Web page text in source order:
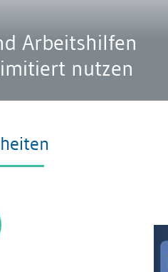
Arbeitshilfen
nutzen